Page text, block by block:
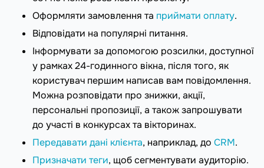
Оформляти замовлення та приймати оплату.
Відповідати на популярні питання.
Інформувати за допомогою розсилки, доступної
у рамках 24-годинного вікна, після того, як
користувач першим написав вам повідомлення.
Можна розповідати про знижки, акції,
персональні пропозиції, а також запрошувати
до участі в конкурсах та вікторинах.
Передавати дані клієнта, наприклад, до CRM.
Призначати теги, щоб сегментувати аудиторію.